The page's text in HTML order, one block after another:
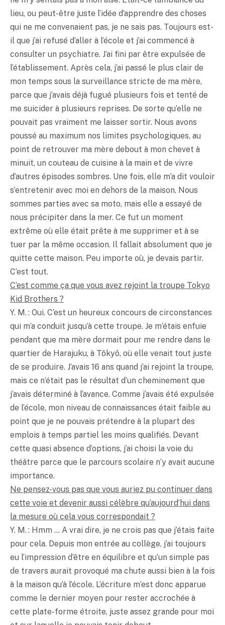
lieu, ou peut-être juste l’idée d’apprendre des choses
qui ne me convenaient pas, je ne sais pas. Toujours est-
il que j’ai refusé d’aller à l’école et j’ai commencé à
consulter un psychiatre. J’ai fini par être expulsée de
l’établissement. Après cela, j’ai passé le plus clair de
mon temps sous la surveillance stricte de ma mère,
parce que j’avais déjà fugué plusieurs fois et tenté de
me suicider à plusieurs reprises. De sorte qu’elle ne
pouvait pas vraiment me laisser sortir. Nous avons
poussé au maximum nos limites psychologiques, au
point de retrouver ma mère debout à mon chevet à
minuit, un couteau de cuisine à la main et de vivre
d’autres épisodes sombres. Une fois, elle m’a dit vouloir
s’entretenir avec moi en dehors de la maison. Nous
sommes parties avec sa moto, mais elle a essayé de
nous précipiter dans la mer. Ce fut un moment
extrême où elle était prête à me supprimer et à se
tuer par la même occasion. Il fallait absolument que je
quitte cette maison. Peu importe où, je devais partir.
C’est tout.
C’est comme ça que vous avez rejoint la troupe Tokyo
Kid Brothers ?
Y. M. : Oui. C’est un heureux concours de circonstances
qui m’a conduit jusqu’à cette troupe. Je m’étais enfuie
pendant que ma mère dormait pour me rendre dans le
quartier de Harajuku, à Tôkyô, où elle venait tout juste
de se produire. J’avais 16 ans quand j’ai rejoint la troupe,
mais ce n’était pas le résultat d’un cheminement que
j’avais déterminé à l’avance. Comme j’avais été expulsée
de l’école, mon niveau de connaissances était faible au
point que je ne pouvais prétendre à la plupart des
emplois à temps partiel les moins qualifiés. Devant
cette quasi absence d’options, j’ai choisi la voie du
théâtre parce que le parcours scolaire n’y avait aucune
importance.
Ne pensez-vous pas que vous auriez pu continuer dans
cette voie et devenir aussi célèbre qu’aujourd’hui dans
la mesure où cela vous correspondait ?
Y. M. : Hmm … A vrai dire, je ne crois pas que j’étais faite
pour cela. Depuis mon entrée au collège, j’ai toujours
eu l’impression d’être en équilibre et qu’un simple pas
de travers aurait provoqué ma chute aussi bien à la fois
à la maison qu’à l’école. L’écriture m’est donc apparue
comme le dernier moyen pour rester accrochée à
cette plate-forme étroite, juste assez grande pour moi